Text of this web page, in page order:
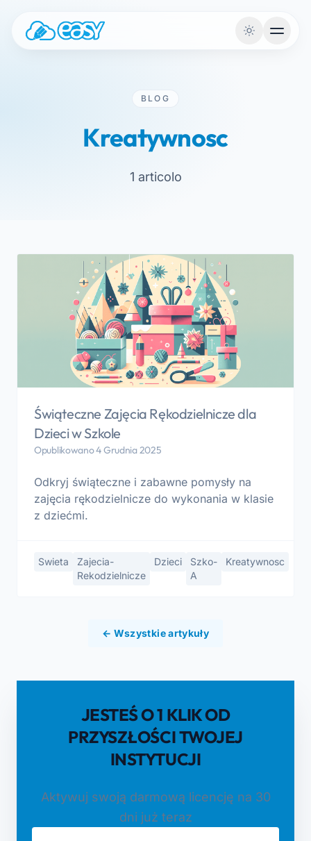
BLOG
Kreatywnosc
1 articolo
Świąteczne Zajęcia Rękodzielnicze dla
Dzieci w Szkole
Opublikowano 4 Grudnia 2025
Odkryj świąteczne i zabawne pomysły na
zajęcia rękodzielnicze do wykonania w klasie
z dziećmi.
Swieta
Zajecia-
Rekodzielnicze
Dzieci
Szko-
A
Kreatywnosc
← Wszystkie artykuły
JESTEŚ O 1 KLIK OD
PRZYSZŁOŚCI TWOJEJ
INSTYTUCJI
Aktywuj swoją darmową licencję na 30
dni już teraz